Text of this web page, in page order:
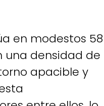
en modestos 58
una densidad de
apacible y